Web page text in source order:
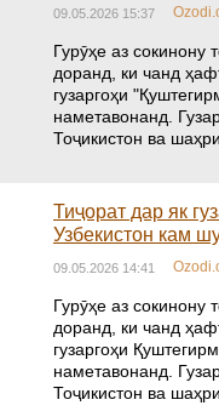
09.05.2026 15:37
Гурӯҳе аз сокинону
доранд, ки чанд
гузаргоҳи
наметавонанд.
Тоҷикистон ва
Тиҷорат дар як
Узбекистон кам
09.05.2026 14:41
Гурӯҳе аз сокинону
доранд, ки чанд
гузаргоҳи
наметавонанд.
Тоҷикистон ва